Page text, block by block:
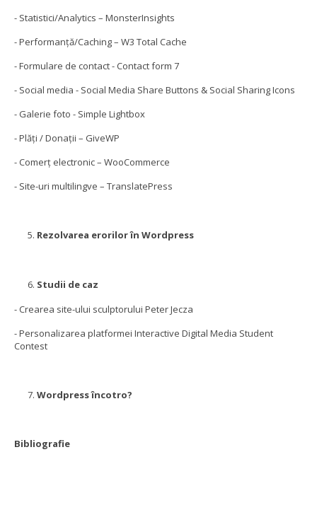
- Statistici/Analytics – MonsterInsights
- Performanță/Caching – W3 Total Cache
- Formulare de contact - Contact form 7
- Social media - Social Media Share Buttons & Social Sharing Icons
- Galerie foto - Simple Lightbox
- Plăți / Donații – GiveWP
- Comerț electronic – WooCommerce
- Site-uri multilingve – TranslatePress
Rezolvarea erorilor în Wordpress
Studii de caz
- Crearea site-ului sculptorului Peter Jecza
- Personalizarea platformei Interactive Digital Media Student
Contest
Wordpress încotro?
Bibliografie